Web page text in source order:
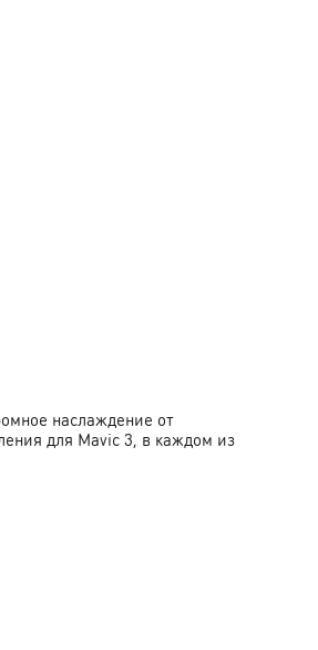
наслаждение от
для Mavic 3, в каждом из